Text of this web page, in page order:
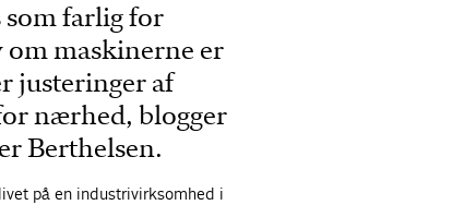
farlig for
om maskinerne er
justeringer af
nærhed, blogger
Berthelsen.
på en industrivirksomhed i